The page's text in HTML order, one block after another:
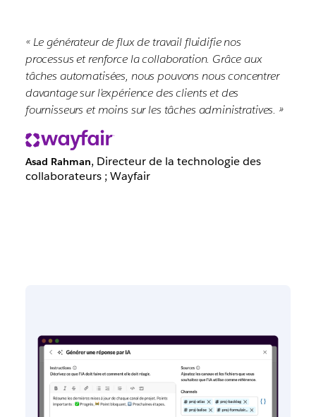
« Le générateur de flux de travail fluidifie nos
processus et renforce la collaboration. Grâce aux
tâches automatisées, nous pouvons nous concentrer
davantage sur l’expérience des clients et des
fournisseurs et moins sur les tâches administratives. »
Asad Rahman, Directeur de la technologie des
collaborateurs ; Wayfair